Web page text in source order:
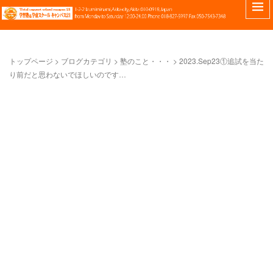
トップページ > ブログカテゴリ > 塾のこと・・・ > 2023.Sep23①追試を当た
り前だと思わないでほしいのです…